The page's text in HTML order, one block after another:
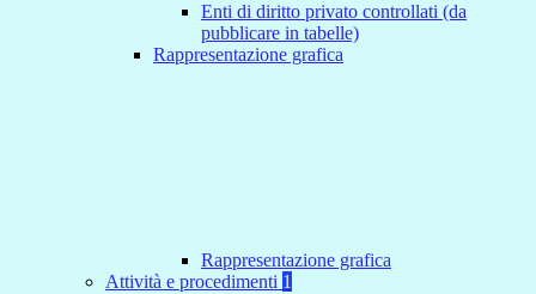
Enti di diritto privato controllati (da
pubblicare in tabelle)
Rappresentazione grafica
Rappresentazione grafica
Attività e procedimenti 1